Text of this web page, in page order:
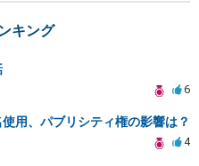
キング
6
用、パブリシティ権の影響は？
4